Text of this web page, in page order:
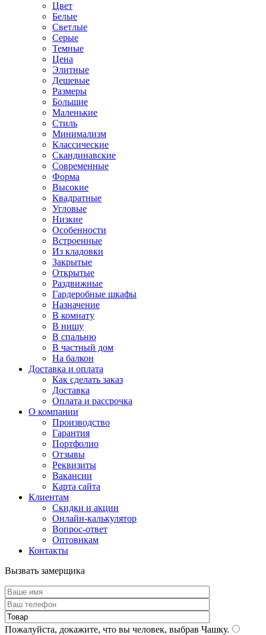
Цвет
Белые
Светлые
Серые
Темные
Цена
Элитные
Дешевые
Размеры
Большие
Маленькие
Стиль
Минимализм
Классические
Скандинавские
Современные
Форма
Высокие
Квадратные
Угловые
Низкие
Особенности
Встроенные
Из кладовки
Закрытые
Открытые
Раздвижные
Гардеробные шкафы
Назначение
В комнату
В нишу
В спальню
В частный дом
На балкон
Доставка и оплата
Как сделать заказ
Доставка
Оплата и рассрочка
О компании
Производство
Гарантия
Портфолио
Отзывы
Реквизиты
Вакансии
Карта сайта
Клиентам
Скидки и акции
Онлайн-калькулятор
Вопрос-ответ
Оптовикам
Контакты
Вызвать замерщика
Пожалуйста, докажите, что вы человек, выбрав Чашку.